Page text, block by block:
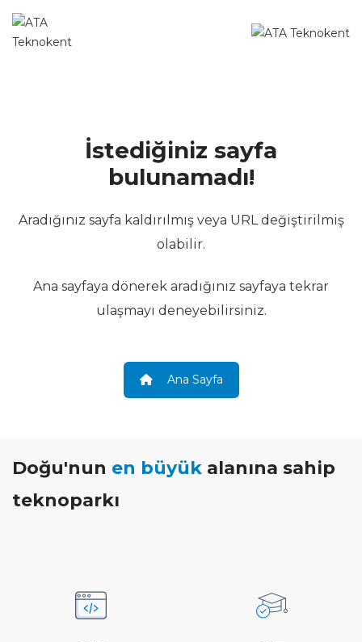
İstediğiniz sayfa
bulunamadı!
Aradığınız sayfa kaldırılmış veya URL değiştirilmiş
olabilir.
Ana sayfaya dönerek aradığınız sayfaya tekrar
ulaşmayı deneyebilirsiniz.
Ana Sayfa
Doğu'nun en büyük alanına sahip
teknoparkı